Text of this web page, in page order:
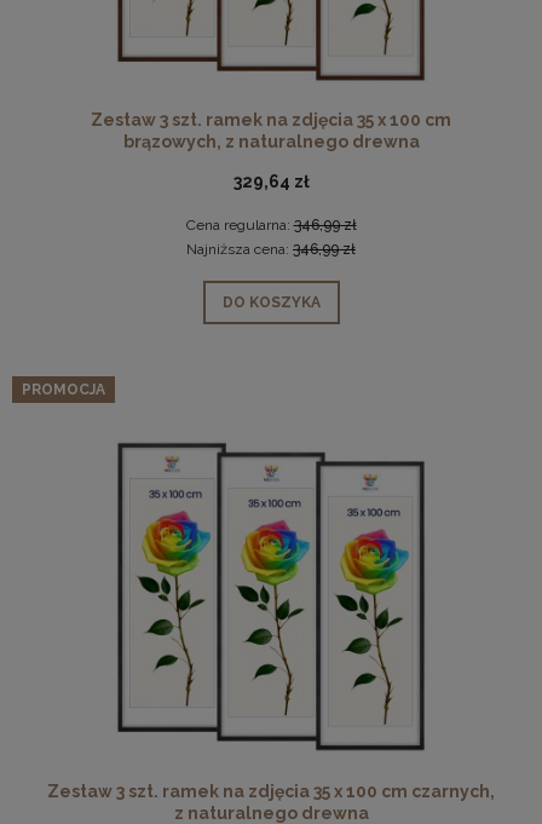
Zestaw 3 szt. ramek na zdjęcia 35 x 100 cm
brązowych, z naturalnego drewna
329,64 zł
Cena regularna:346,99 zł
Najniższa cena: 346,99 zł
DO KOSZYKA
Zestaw 3 szt. ramek na zdjęcia 35 x 100 cm czarnych,
z naturalnego drewna
PROMOCJA